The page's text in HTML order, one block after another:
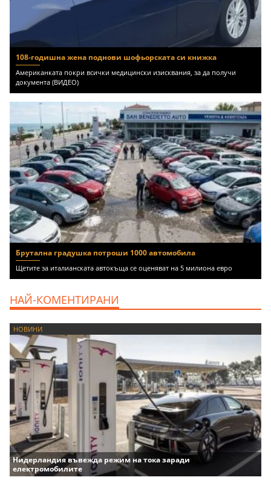
108-годишна жена поднови шофьорската си книжка
Американката покри всички медицински изисквания, за да получи
документа (ВИДЕО)
Брутална градушка потроши 1000 автомобила
Щетите за италианската автокъща се оценяват на 5 милиона евро
НАЙ-КОМЕНТИРАНИ
НОВИНИ
Нидерландия въвежда режим на тока заради
електромобилите